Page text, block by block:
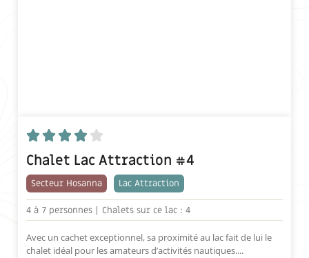
    
Chalet Lac Attraction #4
Secteur Hosanna Lac Attraction
4 à 7 personnes | Chalets sur ce lac : 4
Avec un cachet exceptionnel, sa proximité au lac fait de lui le
chalet idéal pour les amateurs d’activités nautiques....